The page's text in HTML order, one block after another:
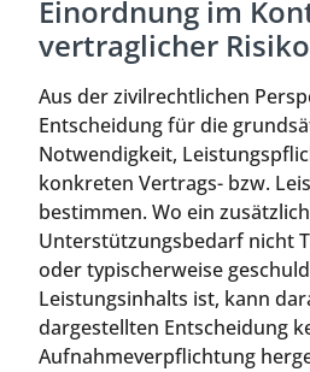
Einordnung im
vertraglicher
Aus der zivilrechtlichen
Entscheidung für die
Notwendigkeit,
konkreten Vertrags- bzw.
bestimmen. Wo ein
Unterstützungsbedarf nicht
oder typischerweise
Leistungsinhalts ist, kann
dargestellten Entscheidung
Aufnahmeverpflichtung